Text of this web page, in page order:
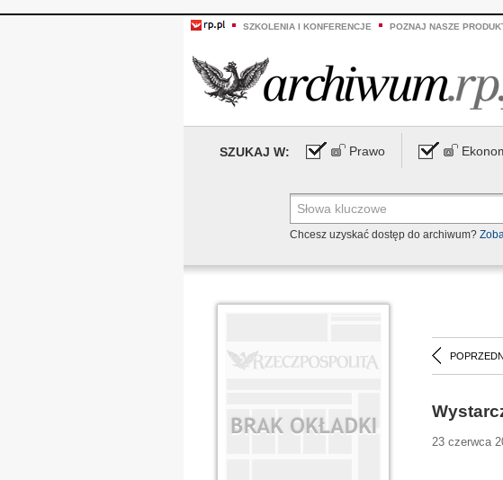
SZKOLENIA I KONFERENCJE POZNAJ NASZE
SZUKAJ W: Prawo
Chcesz uzyskać dostęp do archiwum?
23 czerwca